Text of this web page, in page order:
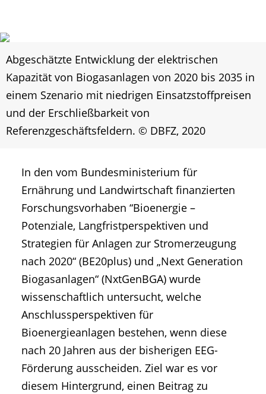
Abgeschätzte Entwicklung der elektrischen
Kapazität von Biogasanlagen von 2020 bis 2035 in
einem Szenario mit niedrigen Einsatzstoffpreisen
und der Erschließbarkeit von
Referenzgeschäftsfeldern. © DBFZ, 2020
In den vom Bundesministerium für
Ernährung und Landwirtschaft finanzierten
Forschungsvorhaben “Bioenergie –
Potenziale, Langfristperspektiven und
Strategien für Anlagen zur Stromerzeugung
nach 2020“ (BE20plus) und „Next Generation
Biogasanlagen“ (NxtGenBGA) wurde
wissenschaftlich untersucht, welche
Anschlussperspektiven für
Bioenergieanlagen bestehen, wenn diese
nach 20 Jahren aus der bisherigen EEG-
Förderung ausscheiden. Ziel war es vor
diesem Hintergrund, einen Beitrag zu